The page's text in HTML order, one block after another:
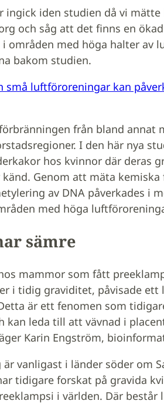
ingick iden studien då vi
och såg att det finns en
områden med höga halter av
bakom studien.
små luftföroreningar kan
från bland annat
I den här nya
hos kvinnor där deras
Genom att mäta
av DNA påverkades i
med höga
sämre
mammor som fått
i tidig graviditet, påvisade ett
är ett fenomen som
kan leda till att vävnad i
Karin Engström,
vanligast i länder söder om
tidigare forskat på gravida
i världen. Där